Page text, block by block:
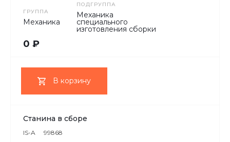
ГРУППА
Механика
ПОДГРУППА
Механика
специального
изготовления сборки
0 ₽
В корзину
Станина в сборе
IS-A 99868